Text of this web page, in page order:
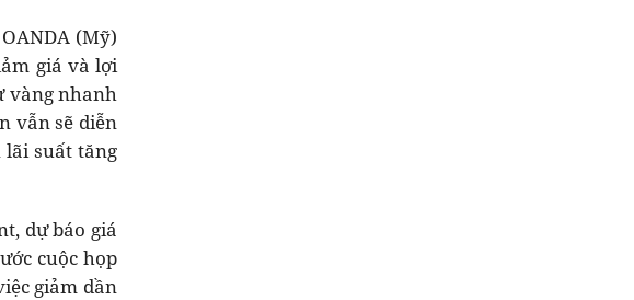
(Mỹ)
giá và lợi
vàng nhanh
vẫn sẽ diễn
lãi suất tăng
dự báo giá
cuộc họp
giảm dần